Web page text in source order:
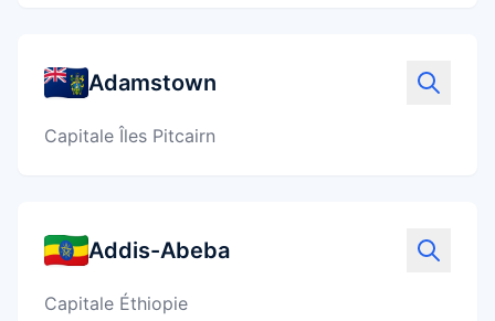
Adamstown
Capitale Îles Pitcairn
Addis-Abeba
Capitale Éthiopie